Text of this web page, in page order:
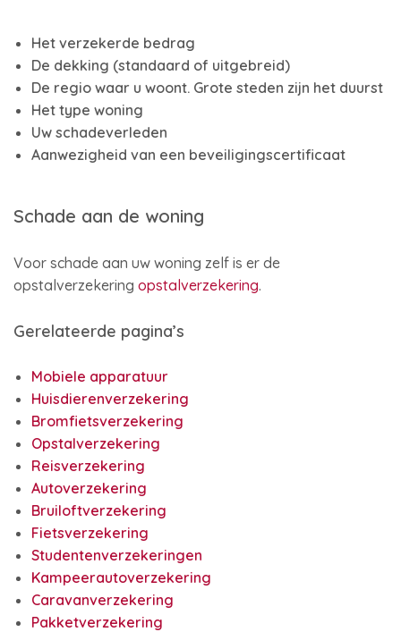
Het verzekerde bedrag
De dekking (standaard of uitgebreid)
De regio waar u woont. Grote steden zijn het duurst
Het type woning
Uw schadeverleden
Aanwezigheid van een beveiligingscertificaat
Schade aan de woning
Voor schade aan uw woning zelf is er de
opstalverzekering opstalverzekering.
Gerelateerde pagina’s
Mobiele apparatuur
Huisdierenverzekering
Bromfietsverzekering
Opstalverzekering
Reisverzekering
Autoverzekering
Bruiloftverzekering
Fietsverzekering
Studentenverzekeringen
Kampeerautoverzekering
Caravanverzekering
Pakketverzekering